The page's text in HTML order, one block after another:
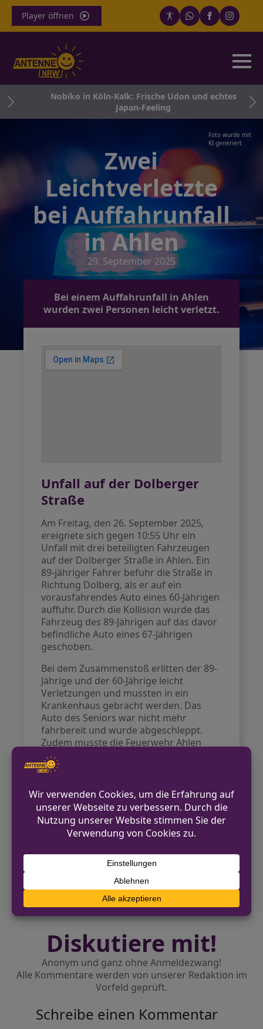
Player öffnen
Nobiko in Köln-Kalk: Frische Udon und echtes
Japan-Feeling
Foto wurde mit
KI generiert
Zwei
Leichtverletzte
bei Auffahrunfall
in Ahlen
29. September 2025
Bei einem Auffahrunfall in Ahlen
wurden zwei Personen leicht verletzt.
Unfall auf der Dolberger
Straße
Am Freitag, den 26. September 2025,
ereignete sich gegen 10:55 Uhr ein
Unfall mit drei beteiligten Fahrzeugen
auf der Dolberger Straße in Ahlen. Ein
89-jähriger Fahrer befuhr die Straße in
Richtung Dolberg, als er auf ein
vorausfahrendes Auto eines 60-Jährigen
auffuhr. Durch die Kollision wurde das
Fahrzeug des 89-Jährigen auf das davor
befindliche Auto eines 67-Jährigen
geschoben.
Bei dem Zusammenstoß erlitten der 89-
Jährige und der 60-Jährige leicht
Verletzungen und mussten in ein
Krankenhaus gebracht werden. Das
Auto des Seniors war nicht mehr
fahrbereit und wurde abgeschleppt.
Zudem musste die Feuerwehr Ahlen
auslaufende Betriebsstoffe beseitigen.
VORHERIGER BEITRAG
Autofahrer flüchtet nach Unfall mit hohem
Sachschaden in Meerbusch
NÄCHSTER BEITRAG
Diskutiere mit!
Anonym und ganz ohne Anmeldezwang!
Alle Kommentare werden von unserer Redaktion im
Vorfeld geprüft.
Schreibe einen Kommentar